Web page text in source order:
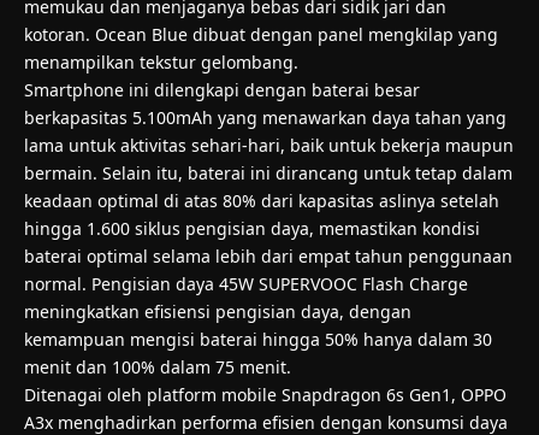
memukau dan menjaganya bebas dari sidik jari dan
kotoran. Ocean Blue dibuat dengan panel mengkilap yang
menampilkan tekstur gelombang.
Smartphone ini dilengkapi dengan baterai besar
berkapasitas 5.100mAh yang menawarkan daya tahan yang
lama untuk aktivitas sehari-hari, baik untuk bekerja maupun
bermain. Selain itu, baterai ini dirancang untuk tetap dalam
keadaan optimal di atas 80% dari kapasitas aslinya setelah
hingga 1.600 siklus pengisian daya, memastikan kondisi
baterai optimal selama lebih dari empat tahun penggunaan
normal. Pengisian daya 45W SUPERVOOC Flash Charge
meningkatkan efisiensi pengisian daya, dengan
kemampuan mengisi baterai hingga 50% hanya dalam 30
menit dan 100% dalam 75 menit.
Ditenagai oleh platform mobile Snapdragon 6s Gen1, OPPO
A3x menghadirkan performa efisien dengan konsumsi daya